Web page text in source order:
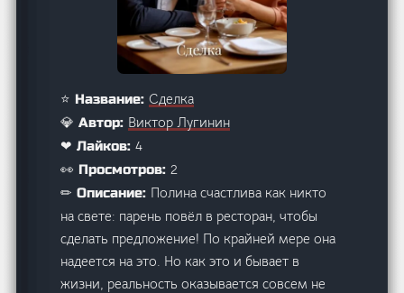
⭐ Название:Сделка
💎 Автор: Виктор Лугинин
❤ Лайков:4
👀 Просмотров:2
✏ Описание: Полина счастлива как никто
на свете: парень повёл в ресторан, чтобы
сделать предложение! По крайней мере она
надеется на это. Но как это и бывает в
жизни, реальность оказывается совсем не